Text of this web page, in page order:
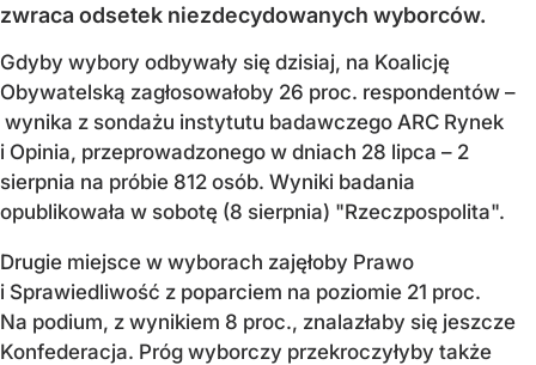
zwraca odsetek niezdecydowanych wyborców.
Gdyby wybory odbywały się dzisiaj, na Koalicję
Obywatelską zagłosowałoby 26 proc. respondentów –
wynika z sondażu instytutu badawczego ARC Rynek
i Opinia, przeprowadzonego w dniach 28 lipca – 2
sierpnia na próbie 812 osób. Wyniki badania
opublikowała w sobotę (8 sierpnia) "Rzeczpospolita".
Drugie miejsce w wyborach zajęłoby Prawo
i Sprawiedliwość z poparciem na poziomie 21 proc.
Na podium, z wynikiem 8 proc., znalazłaby się jeszcze
Konfederacja. Próg wyborczy przekroczyłyby także